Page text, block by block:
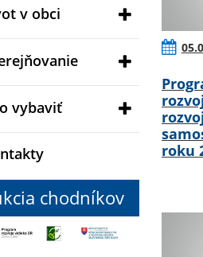
v obci
vybaviť
chodníkov
roku